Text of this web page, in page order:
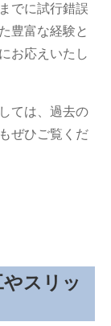
でに試行錯誤
豊富な経験と
お応えいたし
ては、過去の
ぜひご覧くだ
スリッ